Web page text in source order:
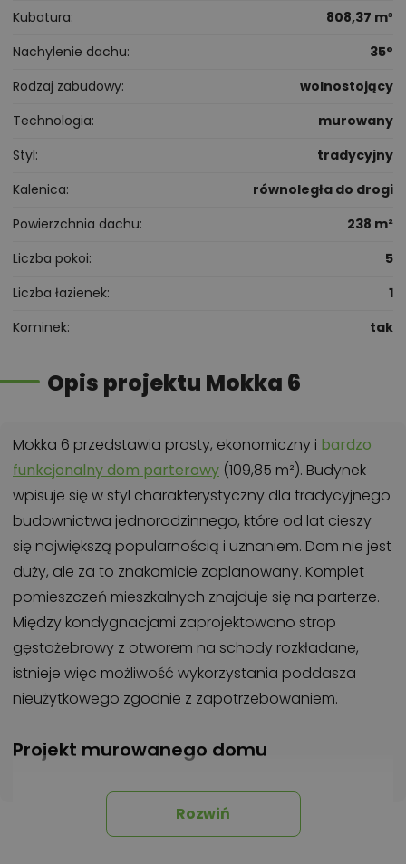
Kubatura
808,37 m³
Nachylenie dachu
35°
Rodzaj zabudowy
wolnostojący
Technologia
murowany
Styl
tradycyjny
Kalenica
równoległa do drogi
Powierzchnia dachu
238 m²
Liczba pokoi
5
Liczba łazienek
1
Kominek
tak
Opis projektu Mokka 6
Mokka 6 przedstawia prosty, ekonomiczny i bardzo
funkcjonalny dom parterowy (109,85 m²). Budynek
wpisuje się w styl charakterystyczny dla tradycyjnego
budownictwa jednorodzinnego, które od lat cieszy
się największą popularnością i uznaniem. Dom nie jest
duży, ale za to znakomicie zaplanowany. Komplet
pomieszczeń mieszkalnych znajduje się na parterze.
Między kondygnacjami zaprojektowano strop
gęstożebrowy z otworem na schody rozkładane,
istnieje więc możliwość wykorzystania poddasza
nieużytkowego zgodnie z zapotrzebowaniem.
Projekt murowanego domu
Dom jest murowany, zaplanowany na rzucie w
kształcie prostokąta i przekryty dachem
dwuspadowym z kalenicą równoległą do drogi. Dzięki
Rozwiń